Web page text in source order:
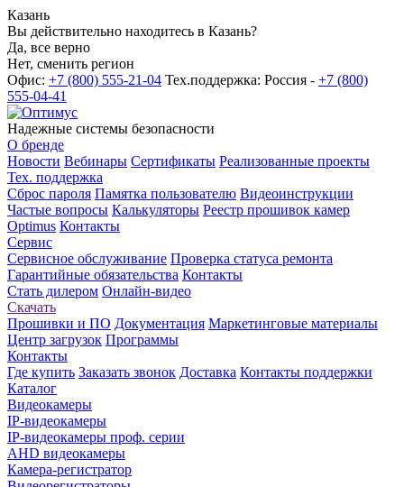
Казань
Вы действительно находитесь в Казань?
Да, все верно
Нет, сменить регион
Офис: +7 (800) 555-21-04 Тех.поддержка: Россия - +7 (800)
555-04-41
Надежные системы безопасности
О бренде
Новости Вебинары Сертификаты Реализованные проекты
Тех. поддержка
Сброс пароля Памятка пользователю Видеоинструкции
Частые вопросы Калькуляторы Реестр прошивок камер
Optimus Контакты
Сервис
Сервисное обслуживание Проверка статуса ремонта
Гарантийные обязательства Контакты
Стать дилером Онлайн-видео
Скачать
Прошивки и ПО Документация Маркетинговые материалы
Центр загрузок Программы
Контакты
Где купить Заказать звонок Доставка Контакты поддержки
Каталог
Видеокамеры
IP-видеокамеры
IP-видеокамеры проф. серии
AHD видеокамеры
Камера-регистратор